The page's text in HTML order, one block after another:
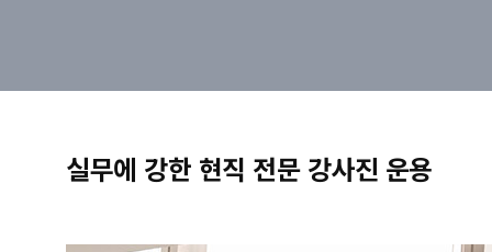
실무에 강한 현직 전문 강사진 운용